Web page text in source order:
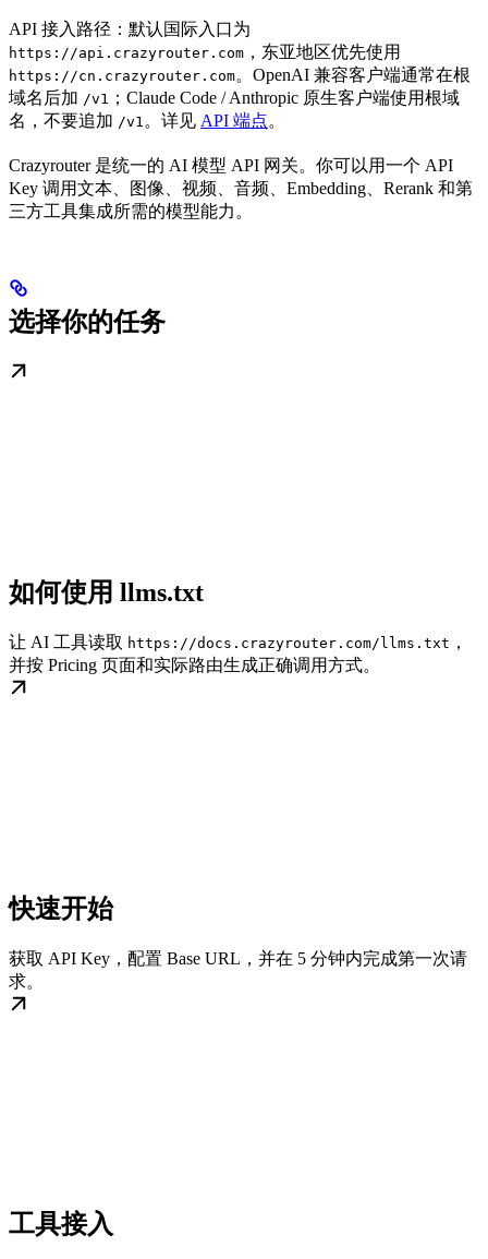
API 接入路径：默认国际入口为
https://api.crazyrouter.com ，东亚地区优先使用
https://cn.crazyrouter.com。OpenAI 兼容客户端通常在根
域名后加 /v1
；Claude Code / Anthropic 原生客户端使用根域
名，不要追加 /v1 。详见 API 端点。
Crazyrouter 是统一的 AI 模型 API 网关。你可以用一个 API
Key 调用文本、图像、视频、音频、Embedding、Rerank 和第
三方工具集成所需的模型能力。
选择你的任务
如何使用 llms.txt
让 AI 工具读取 https://docs.crazyrouter.com/llms.txt ，
并按 Pricing 页面和实际路由生成正确调用方式。
快速开始
获取 API Key，配置 Base URL，并在 5 分钟内完成第一次请
求。
工具接入